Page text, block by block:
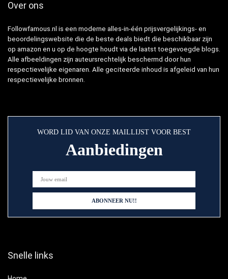
Over ons
Followfamous.nl is een moderne alles-in-één prijsvergelijkings- en
beoordelingswebsite die de beste deals biedt die beschikbaar zijn
op amazon en u op de hoogte houdt via de laatst toegevoegde blogs.
Alle afbeeldingen zijn auteursrechtelijk beschermd door hun
respectievelijke eigenaren. Alle geciteerde inhoud is afgeleid van hun
respectievelijke bronnen.
WORD LID VAN ONZE MAILLIJST VOOR BEST
Aanbiedingen
Snelle links